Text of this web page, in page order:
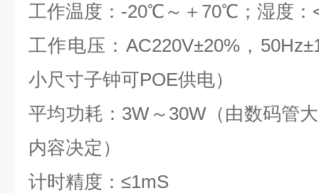
工作温度： -20℃～＋ 70℃；湿度：
工作电压： AC220V±20%， 50Hz±
小尺寸子钟可POE供电）
平均功耗： 3W ～ 30W（由数码管
内容决定）
计时精度： ≤1mS